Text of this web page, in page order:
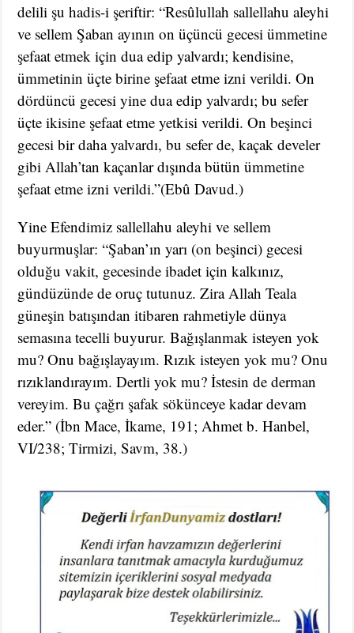
delili şu hadis-i şeriftir: “Resûlullah sallellahu aleyhi
ve sellem Şaban ayının on üçüncü gecesi ümmetine
şefaat etmek için dua edip yalvardı; kendisine,
ümmetinin üçte birine şefaat etme izni verildi. On
dördüncü gecesi yine dua edip yalvardı; bu sefer
üçte ikisine şefaat etme yetkisi verildi. On beşinci
gecesi bir daha yalvardı, bu sefer de, kaçak develer
gibi Allah’tan kaçanlar dışında bütün ümmetine
şefaat etme izni verildi.”(Ebû Davud.)
Yine Efendimiz sallellahu aleyhi ve sellem
buyurmuşlar: “Şaban’ın yarı (on beşinci) gecesi
olduğu vakit, gecesinde ibadet için kalkınız,
gündüzünde de oruç tutunuz. Zira Allah Teala
güneşin batışından itibaren rahmetiyle dünya
semasına tecelli buyurur. Bağışlanmak isteyen yok
mu? Onu bağışlayayım. Rızık isteyen yok mu? Onu
rızıklandırayım. Dertli yok mu? İstesin de derman
vereyim. Bu çağrı şafak sökünceye kadar devam
eder.” (İbn Mace, İkame, 191; Ahmet b. Hanbel,
VI/238; Tirmizi, Savm, 38.)